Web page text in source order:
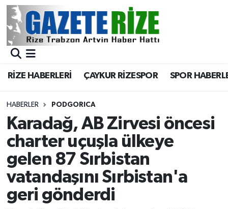
RİZE HABERLERİ ÇAYKUR RİZESPOR SPOR
HABERLER PODGORICA
Karadağ, AB Zirvesi öncesi
charter uçuşla ülkeye
gelen 87 Sırbistan
vatandaşını Sırbistan'a
geri gönderdi
BÖLGEMİZ
Asayiş
Rize Jandarma Komutanlığı
Bilim Teknoloji
Advertising news
Merkez Nöbetçi Eczaneler
Merkez Trafik Yoğunluk Haritası
Süper Lig Puan Durumu ve Fikstür
Tüm Manşetler
Son Dakika Haberleri
Haber Arşivi